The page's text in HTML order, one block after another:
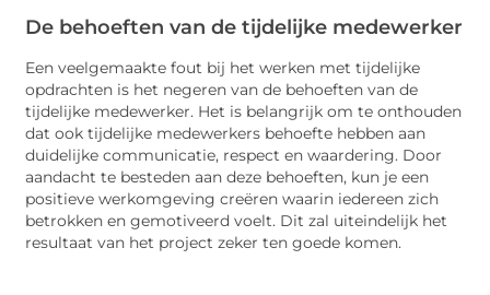
De behoeften van de tijdelijke medewerker
Een veelgemaakte fout bij het werken met tijdelijke
opdrachten is het negeren van de behoeften van de
tijdelijke medewerker. Het is belangrijk om te onthouden
dat ook tijdelijke medewerkers behoefte hebben aan
duidelijke communicatie, respect en waardering. Door
aandacht te besteden aan deze behoeften, kun je een
positieve werkomgeving creëren waarin iedereen zich
betrokken en gemotiveerd voelt. Dit zal uiteindelijk het
resultaat van het project zeker ten goede komen.